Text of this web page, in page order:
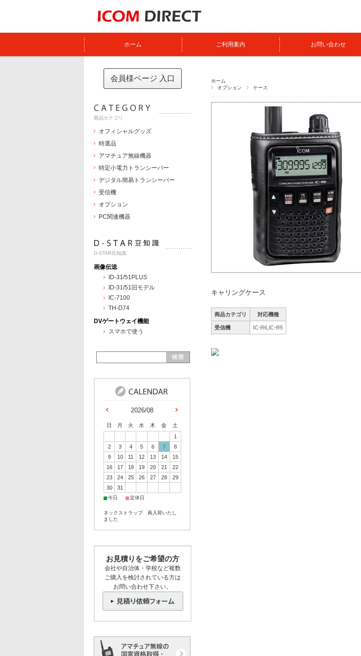
ホーム ご利用案内 お問い合わせ
ホーム
オプション
ケース
キャリングケース
商品カテゴリ 対応機種
受信機 IC-R6,IC-R5
会員様ページ 入口
商品カテゴリ
オフィシャルグッズ
特選品
アマチュア無線機器
特定小電力トランシーバー
デジタル簡易トランシーバー
受信機
オプション
PC関連機器
D-STAR豆知識
画像伝送
ID-31/51PLUS
ID-31/51旧モデル
IC-7100
TH-D74
DVゲートウェイ機能
スマホで使う
2026/08
日 月 火 水 木 金
土
1
2
3 4 5 6 7
8
9
10 11 12 13 14
15
16
17 18 19 20 21
22
23
24 25 26 27 28
29
30
31
■今日 ■定休日
ネックストラップ 再入荷いたし
ました
お見積りをご希望の方
会社や自治体・学校など複数
ご購入を検討されている方は
お問い合わせ下さい。